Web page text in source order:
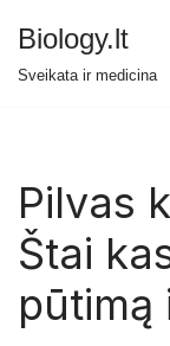
Biology.lt
Sveikata ir medicina
Pilvas
Štai
pūtimą